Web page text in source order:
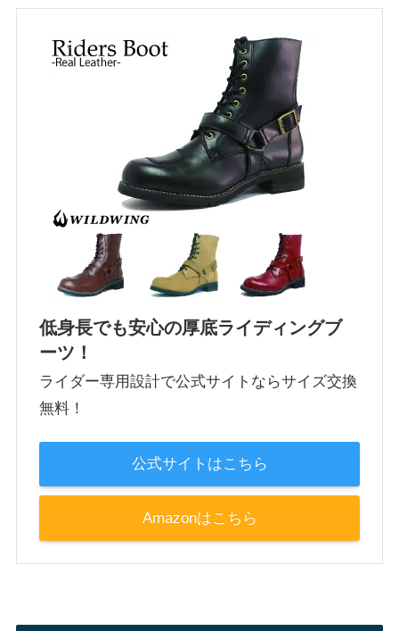
低身長でも安心の厚底ライディングブ
ーツ！
ライダー専用設計で公式サイトならサイズ交換
無料！
公式サイトはこちら
Amazonはこちら